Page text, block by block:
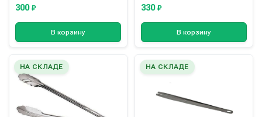
300 ₽
В корзину
330 ₽
В корзину
НА СКЛАДЕ НА СКЛАДЕ